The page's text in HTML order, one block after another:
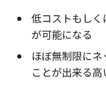
低コストもし
が可能になる
ほぼ無制限に
ことが出来る